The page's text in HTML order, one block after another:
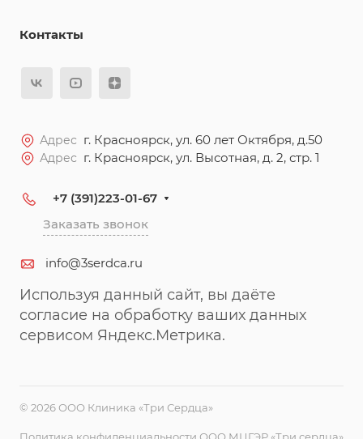
Контакты
Адрес г. Красноярск, ул. 60 лет Октября, д.50
Адрес г. Красноярск, ул. Высотная, д. 2, стр. 1
+7 (391)223-01-67
Заказать звонок
info@3serdca.ru
Используя данный сайт, вы даёте
согласие на обработку ваших данных
сервисом Яндекс.Метрика.
© 2026 ООО Клиника «Три Сердца»